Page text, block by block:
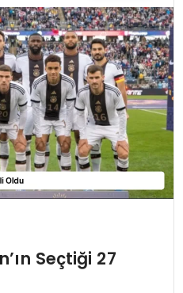
Seçtiği 27